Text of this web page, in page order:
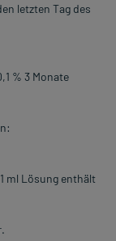
letzten Tag des
% 3 Monate
ml Lösung enthält